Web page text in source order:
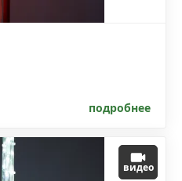
подробнее
видео